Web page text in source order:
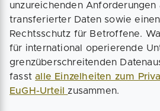
unzureichenden Anforderungen
transferierter Daten sowie
Rechtsschutz für Betroffene.
für international operierende
grenzüberschreitenden
fasstalle Einzelheiten zum
EuGH-Urteil zusammen.